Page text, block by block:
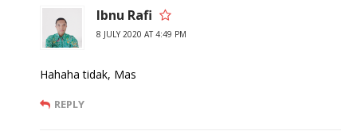
Ibnu Rafi
8 JULY 2020 AT 4:49 PM
Hahaha tidak, Mas
REPLY